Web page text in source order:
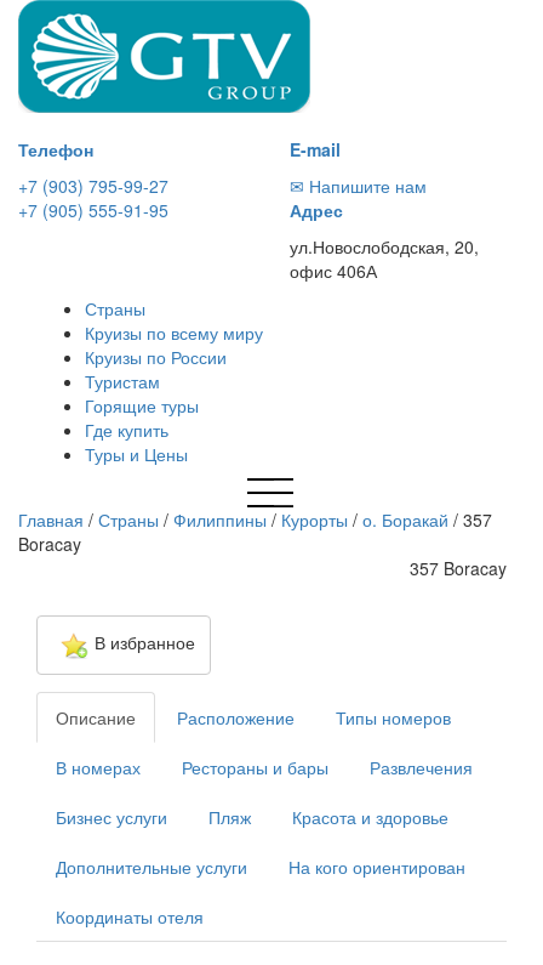
Телефон
+7 (903) 795-99-27
+7 (905) 555-91-95
E-mail
✉ Напишите нам
Адрес
ул.Новослободская, 20,
офис 406А
Страны
Круизы по всему миру
Круизы по России
Туристам
Горящие туры
Где купить
Туры и Цены
Главная / Страны / Филиппины / Курорты / о. Боракай / 357
Boracay
357 Boracay
В избранное
Описание Расположение Типы номеров
В номерах Рестораны и бары Развлечения
Бизнес услуги Пляж Красота и здоровье
Дополнительные услуги На кого ориентирован
Координаты отеля